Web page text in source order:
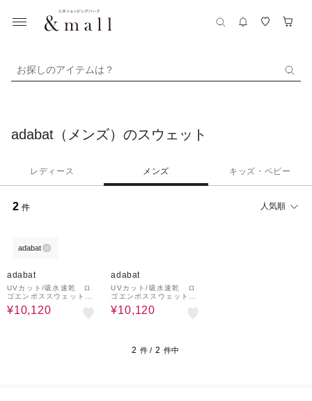
お探しのアイテムは？
adabat（メンズ）のスウェット
レディース メンズ キッズ・ベビー
2 件 人気順
adabat
adabat
UVカット/吸水速乾 ロ
ゴエンボススウェットプ
ルオーバー
¥10,120
adabat
UVカット/吸水速乾 ロ
ゴエンボススウェットプ
ルオーバー
¥10,120
2 件 / 2 件中